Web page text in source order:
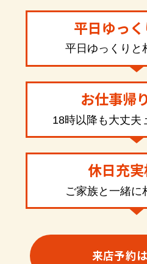
平日ゆっ
平日ゆっくりと
お仕事帰
18時以降も大丈夫
休日充
ご家族と一緒に
来店予約